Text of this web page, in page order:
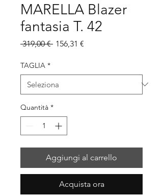
MARELLA Blazer
fantasia T. 42
319,00 € Prezzo
156,31 €
TAGLIA *
Quantità *
Aggiungi al carrello
Acquista ora